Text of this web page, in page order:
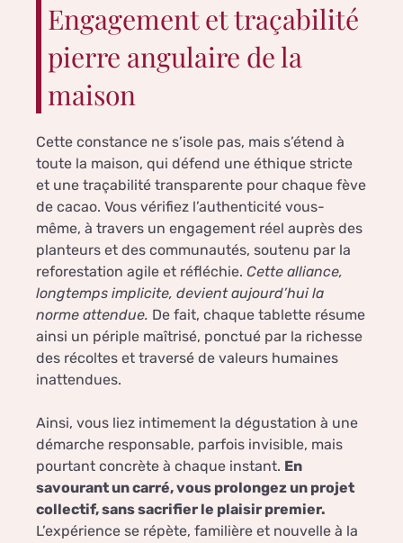
Engagement et traçabilité
pierre angulaire de la
maison
Cette constance ne s’isole pas, mais s’étend à
toute la maison, qui défend une éthique stricte
et une traçabilité transparente pour chaque fève
de cacao. Vous vérifiez l’authenticité vous-
même, à travers un engagement réel auprès des
planteurs et des communautés, soutenu par la
reforestation agile et réfléchie. Cette alliance,
longtemps implicite, devient aujourd’hui la
norme attendue. De fait, chaque tablette résume
ainsi un périple maîtrisé, ponctué par la richesse
des récoltes et traversé de valeurs humaines
inattendues.
Ainsi, vous liez intimement la dégustation à une
démarche responsable, parfois invisible, mais
pourtant concrète à chaque instant. En
savourant un carré, vous prolongez un projet
collectif, sans sacrifier le plaisir premier.
L’expérience se répète, familière et nouvelle à la